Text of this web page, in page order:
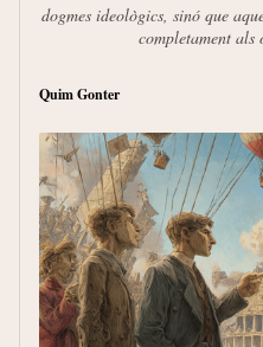
dogmes ideològics, sinó que
completament als
Quim Gonter